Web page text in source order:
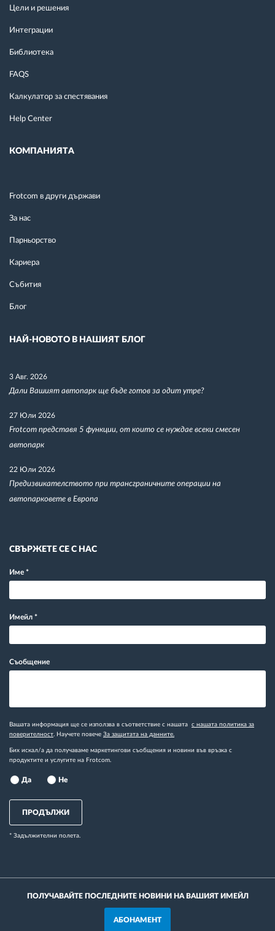
Цели и решения
Интеграции
Библиотека
FAQS
Калкулатор за спестявания
Help Center
КОМПАНИЯТА
Frotcom в други държави
За нас
Парньорство
Кариера
Събития
Блог
НАЙ-НОВОТО В НАШИЯТ БЛОГ
3 Авг. 2026
Дали Вашият автопарк ще бъде готов за одит утре?
27 Юли 2026
Frotcom представя 5 функции, от които се нуждае всеки смесен
автопарк
22 Юли 2026
Предизвикателството при трансграничните операции на
автопарковете в Европа
СВЪРЖЕТЕ СЕ С НАС
Име *
Имейл *
Съобщение
Вашата информация ще се използва в съответствие с нашата с нашата политика за
поверителност. Научете повече За защитата на данните.
Бих искал/а да получаваме маркетингови съобщения и новини във връзка с
продуктите и услугите на Frotcom.
Да Не
ПРОДЪЛЖИ
* Задължителни полета.
ПОЛУЧАВАЙТЕ ПОСЛЕДНИТЕ НОВИНИ НА ВАШИЯТ ИМЕЙЛ
АБОНАМЕНТ